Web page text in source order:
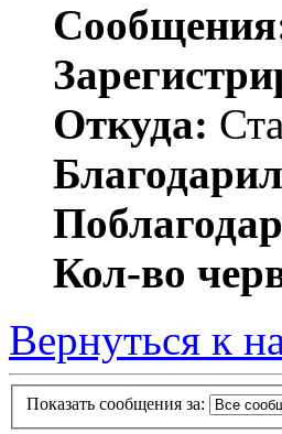
Откуда:
Кол-во
Вернуться к
Показать сообщения за: